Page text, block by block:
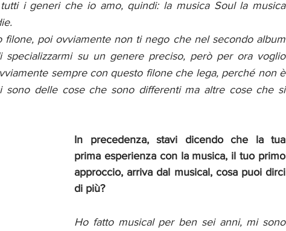
i generi che io amo, quindi: la musica Soul la musica
filone, poi ovviamente non ti nego che nel secondo album
su un genere preciso, però per ora voglio
sempre con questo filone che lega, perché non è
sono delle cose che sono differenti ma altre cose che si
In precedenza, stavi dicendo che la tua
prima esperienza con la musica, il tuo primo
approccio, arriva dal musical, cosa puoi dirci
di più?
Ho fatto musical per ben sei anni, mi sono